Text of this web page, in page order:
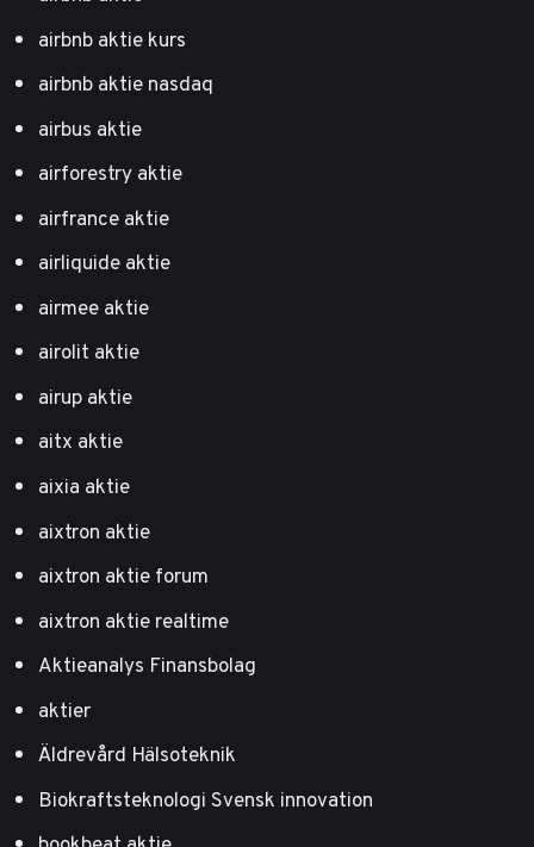
airbnb aktie kurs
airbnb aktie nasdaq
airbus aktie
airforestry aktie
airfrance aktie
airliquide aktie
airmee aktie
airolit aktie
airup aktie
aitx aktie
aixia aktie
aixtron aktie
aixtron aktie forum
aixtron aktie realtime
Aktieanalys Finansbolag
aktier
Äldrevård Hälsoteknik
Biokraftsteknologi Svensk innovation